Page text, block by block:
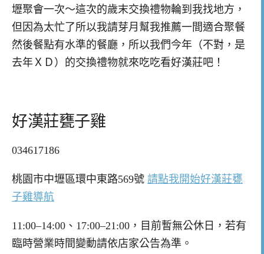
壢聚會一次～這次的歲末交換禮物輪到我找地方，
但因為太忙了所以我請芽月幫我推薦一間適合聚餐
然後餐點有水準的餐廳，所以我們今年（不對，是
去年ＸＤ）的交換禮物就來吃吃看好漢莊吧！
好漢莊甕子雞
034617186
桃園市中壢區環中東路569號 請點我開始好漢莊甕
子雞導航
11:00–14:00、17:00–21:00，目前暫無公休日，若有
臨時營業時間變動請依店家公告為準。